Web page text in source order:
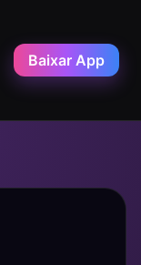
Baixar App